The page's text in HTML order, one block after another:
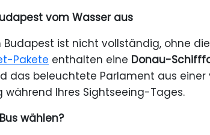
vom Wasser aus
Budapest ist nicht vollständig, ohne
Pakete enthalten eine Donau-
das beleuchtete Parlament aus
während Ihres Sightseeing-Tages.
wählen?